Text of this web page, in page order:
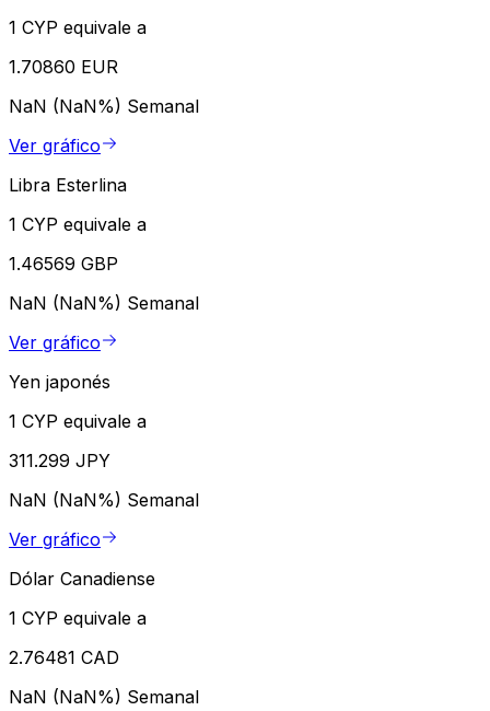
1 CYP equivale a
1.70860 EUR
NaN (NaN%) Semanal
Ver gráfico
Libra Esterlina
1 CYP equivale a
1.46569 GBP
NaN (NaN%) Semanal
Ver gráfico
Yen japonés
1 CYP equivale a
311.299 JPY
NaN (NaN%) Semanal
Ver gráfico
Dólar Canadiense
1 CYP equivale a
2.76481 CAD
NaN (NaN%) Semanal